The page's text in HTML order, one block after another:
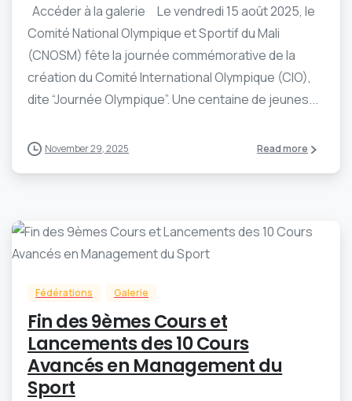
Accéder à la galerie Le vendredi 15 août 2025, le
Comité National Olympique et Sportif du Mali
(CNOSM) fête la journée commémorative de la
création du Comité International Olympique (CIO),
dite “Journée Olympique”. Une centaine de jeunes...
November 29, 2025 Read more
0 -
Fédérations Galerie
Fin des 9èmes Cours et
Lancements des 10 Cours
Avancés en Management du
Sport